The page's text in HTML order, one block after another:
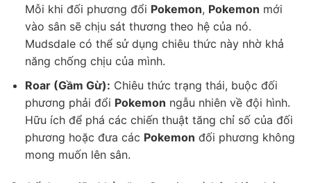
Mỗi khi đối phương đổi Pokemon, Pokemon mới
vào sân sẽ chịu sát thương theo hệ của nó.
Mudsdale có thể sử dụng chiêu thức này nhờ khả
năng chống chịu của mình.
Roar (Gầm Gừ): Chiêu thức trạng thái, buộc đối
phương phải đổi Pokemon ngẫu nhiên về đội hình.
Hữu ích để phá các chiến thuật tăng chỉ số của đối
phương hoặc đưa các Pokemon đối phương không
mong muốn lên sân.